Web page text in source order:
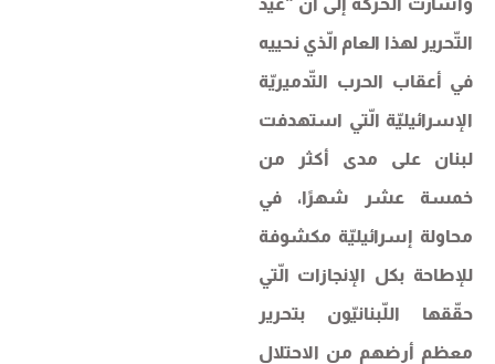
وأشارت الحركة إلى أنّ “عيد
التّحرير لهذا العام الّذي نحييه
في أعقاب الحرب التّدميريّة
الإسرائيليّة الّتي استهدفت
لبنان على مدى أكثر من
خمسة عشر شهرًا، في
محاولة إسرائيليّة مكشوفة
للإطاحة بكل الإنجازات الّتي
حقّقها اللّبنانيّون بتحرير
معظم أرضهم من الاحتلال